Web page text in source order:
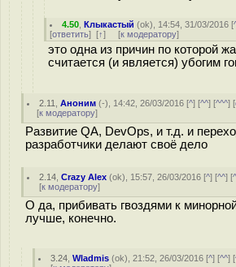
4.50 ,Клыкастый (ok), 14:54, 31/03/2016 [
[ответить] [↑] [к модератору]
это одна из причин по которой
считается (и является) убогим
2.11 ,Аноним (-), 14:42, 26/03/2016 [^] [^^] [^^^] [
[к модератору]
Развитие QA, DevOps, и т.д. и
разработчики делают своё дело
2.14 ,Crazy Alex (ok), 15:57, 26/03/2016 [^] [^^] [
[к модератору]
О да, прибивать гвоздями к
лучше, конечно.
3.24 ,Wladmis (ok), 21:52, 26/03/2016 [^] [^^] [